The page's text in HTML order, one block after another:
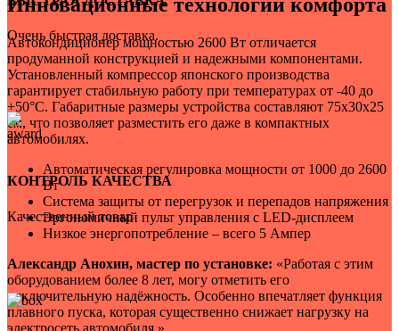
Инновационные технологии комфорта
Автокондиционер мощностью 2600 Вт отличается
продуманной конструкцией и надежными компонентами.
Установленный компрессор японского производства
гарантирует стабильную работу при температурах от -40 до
+50°C. Габаритные размеры устройства составляют 75х30х25
см, что позволяет разместить его даже в компактных
автомобилях.
Автоматическая регулировка мощности от 1000 до 2600
Вт
Система защиты от перегрузок и перепадов напряжения
Эргономичный пульт управления с LED-дисплеем
Низкое энергопотребление – всего 5 Ампер
Александр Анохин, мастер по установке: «Работая с этим
оборудованием более 8 лет, могу отметить его
исключительную надёжность. Особенно впечатляет функция
плавного пуска, которая существенно снижает нагрузку на
Очень быстрая доставка.
КОНТРОЛЬ КАЧЕСТВА
Качественный товар